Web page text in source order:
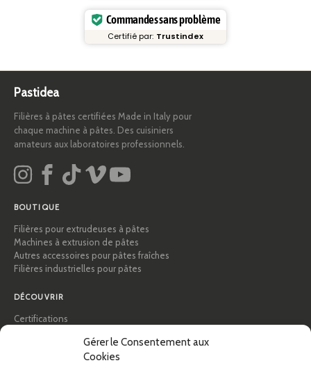
Gérer le Consentement aux
Cookies
Commandes sans problème
Certifié par: Trustindex
Pastidea
Filières à pâtes certifiées Made in Italy pour
chaque machine à pâtes. Des cuisiniers
amateurs aux laboratoires professionnels.
BOUTIQUE
Filières pour extrudeuses à pâtes
Machines à extrusion de pâtes
Autres accessoires pour pâtes fraîches
Filières industrielles pour pâtes
DÉCOUVRIR
Certifications
Conseils et guides pratiques